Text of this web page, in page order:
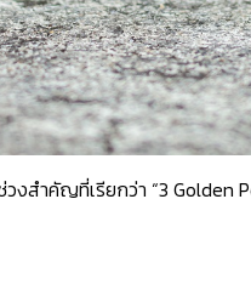
งสำคัญที่เรียกว่า “3 Golden